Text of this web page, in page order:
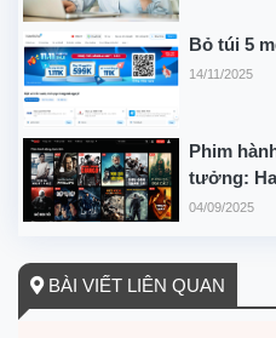
Bỏ túi 5
14/11/2025
Phim
tưởng:
04/09/2025
BÀI VIẾT LIÊN QUAN